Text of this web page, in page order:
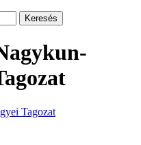
Tagozat